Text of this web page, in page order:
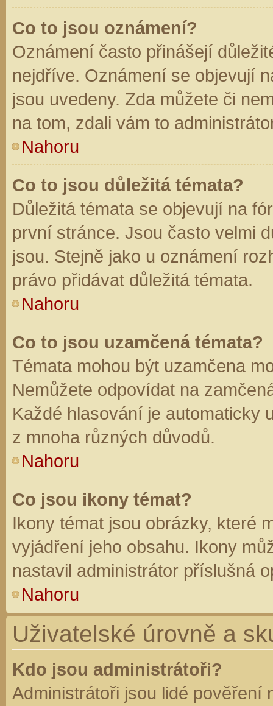
Co to jsou oznámení?
Oznámení často přinášejí
nejdříve. Oznámení se objevují
jsou uvedeny. Zda můžete či
na tom, zdali vám to
Nahoru
Co to jsou důležitá témata?
Důležitá témata se objevují na
první stránce. Jsou často velmi
jsou. Stejně jako u oznámení
právo přidávat důležitá témata.
Nahoru
Co to jsou uzamčená témata?
Témata mohou být uzamčena
Nemůžete odpovídat na
Každé hlasování je automaticky
z mnoha různých důvodů.
Nahoru
Co jsou ikony témat?
Ikony témat jsou obrázky, které
vyjádření jeho obsahu. Ikony
nastavil administrátor příslušná
Nahoru
Uživatelské úrovně a
Kdo jsou administrátoři?
Administrátoři jsou lidé pověření